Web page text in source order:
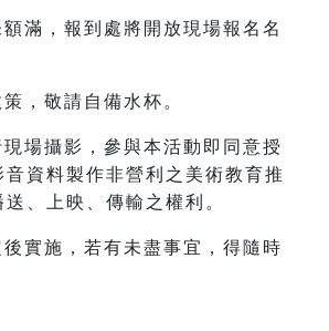
滿，報到處將開放現場報名名
，敬請自備水杯。
場攝影，參與本活動即同意授
資料製作非營利之美術教育推
、上映、傳輸之權利。
實施，若有未盡事宜，得隨時